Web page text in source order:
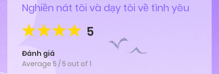
Nghiền nát tôi và dạy tôi về tình yêu
5
Đánh giá
Average 5 /5 out of 1